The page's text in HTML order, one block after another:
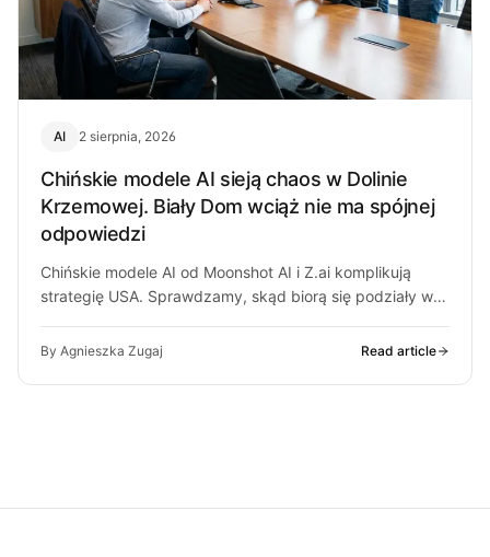
AI 2 sierpnia, 2026
Chińskie modele AI sieją chaos w Dolinie
Krzemowej. Biały Dom wciąż nie ma spójnej
odpowiedzi
Chińskie modele AI od Moonshot AI i Z.ai komplikują
strategię USA. Sprawdzamy, skąd biorą się podziały w
By Agnieszka Zugaj Read article